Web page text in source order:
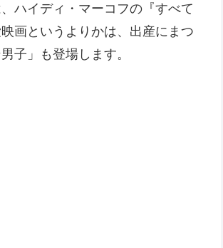
ハイディ・マーコフの『すべて
画というよりかは、出産にまつ
子」も登場します。